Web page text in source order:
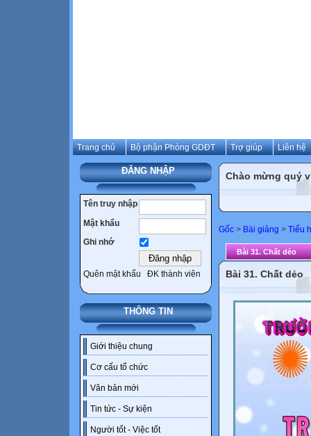
Trang chủ Bộ phận Phòng GDĐT Trợ giúp Liên hệ
ĐĂNG NHẬP
Tên truy nhập
Mật khẩu
Ghi nhớ
Quên mật khẩu ĐK thành viên
THÔNG TIN
Giới thiệu chung
Cơ cấu tổ chức
Văn bản mới
Tin tức - Sự kiện
Người tốt - Việc tốt
Chào mừng quý
Gốc > Bài giảng > Tiểu
Bài 31. Chất dẻo
Bài 31. Chất dẻo